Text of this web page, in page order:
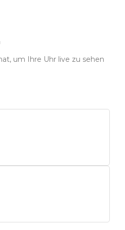
um Ihre Uhr live zu sehen